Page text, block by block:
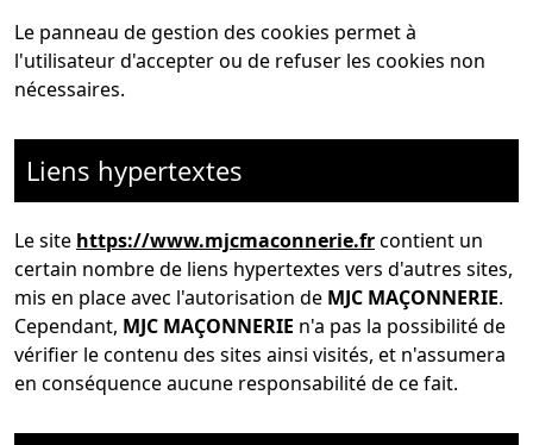
Le panneau de gestion des cookies permet à
l'utilisateur d'accepter ou de refuser les cookies non
nécessaires.
Liens hypertextes
Le site https://www.mjcmaconnerie.frcontient un
certain nombre de liens hypertextes vers d'autres sites,
mis en place avec l'autorisation de MJC MAÇONNERIE.
Cependant, MJC MAÇONNERIE n'a pas la possibilité de
vérifier le contenu des sites ainsi visités, et n'assumera
en conséquence aucune responsabilité de ce fait.